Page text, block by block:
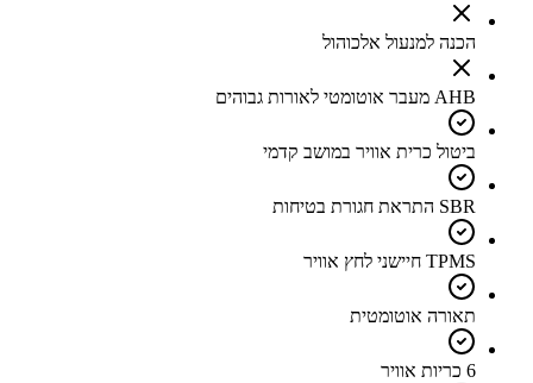
הכנה למנעול אלכוהול
AHB מעבר אוטומטי לאורות גבוהים
ביטול כרית אוויר במושב קדמי
SBR התראת חגורת בטיחות
TPMS חיישני לחץ אוויר
תאורה אוטומטית
6 כריות אוויר